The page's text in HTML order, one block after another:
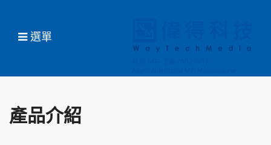
選單
產品介紹